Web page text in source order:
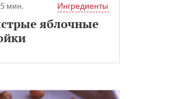
мин. Ингредиенты
яблочные